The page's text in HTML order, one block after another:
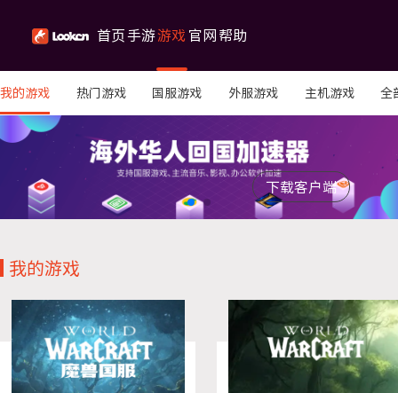
首页手游游戏 官网 帮助
下载客户端
我的游戏 热门游戏 国服游戏 外服游戏 主机游戏 全
限免游戏
我的游戏